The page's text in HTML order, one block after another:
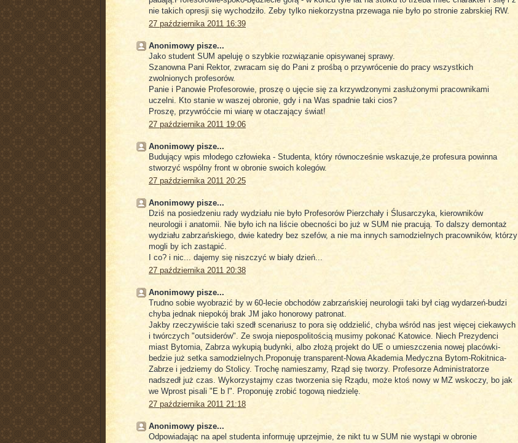
nie takich opresji się wychodziło. Zeby tylko niekorzystna przewaga nie było po stronie zabrskiej RW.
27 października 2011 16:39
Anonimowy pisze...
Jako student SUM apeluję o szybkie rozwiązanie opisywanej sprawy.
Szanowna Pani Rektor, zwracam się do Pani z prośbą o przywrócenie do pracy wszystkich
zwolnionych profesorów.
Panie i Panowie Profesorowie, proszę o ujęcie się za krzywdzonymi zasłużonymi pracownikami
uczelni. Kto stanie w waszej obronie, gdy i na Was spadnie taki cios?
Proszę, przywróćcie mi wiarę w otaczający świat!
27 października 2011 19:06
Anonimowy pisze...
Budujący wpis młodego człowieka - Studenta, który równocześnie wskazuje,że profesura powinna
stworzyć wspólny front w obronie swoich kolegów.
27 października 2011 20:25
Anonimowy pisze...
Dziś na posiedzeniu rady wydziału nie było Profesorów Pierzchały i Ślusarczyka, kierowników
neurologii i anatomii. Nie było ich na liście obecności bo już w SUM nie pracują. To dalszy demontaż
wydziału zabrzańskiego, dwie katedry bez szefów, a nie ma innych samodzielnych pracowników, którzy
mogli by ich zastąpić.
I co? i nic... dajemy się niszczyć w biały dzień...
27 października 2011 20:38
Anonimowy pisze...
Trudno sobie wyobrazić by w 60-lecie obchodów zabrzańskiej neurologii taki był ciąg wydarzeń-budzi
chyba jednak niepokój brak JM jako honorowy patronat.
Jakby rzeczywiście taki szedł scenariusz to pora się oddzielić, chyba wśród nas jest więcej ciekawych
i twórczych "outsiderów". Ze swoja niepospolitością musimy pokonać Katowice. Niech Prezydenci
miast Bytomia, Zabrza wykupią budynki, albo złożą projekt do UE o umieszczenia nowej placówki-
bedzie już setka samodzielnych.Proponuję transparent-Nowa Akademia Medyczna Bytom-Rokitnica-
Zabrze i jedziemy do Stolicy. Trochę namieszamy, Rząd się tworzy. Profesorze Administratorze
nadszedł już czas. Wykorzystajmy czas tworzenia się Rządu, może ktoś nowy w MZ wskoczy, bo jak
we Wprost pisali "E b l". Proponuję zrobić togową niedzielę.
27 października 2011 21:18
Anonimowy pisze...
Odpowiadając na apel studenta informuję uprzejmie, że nikt tu w SUM nie wystąpi w obronie